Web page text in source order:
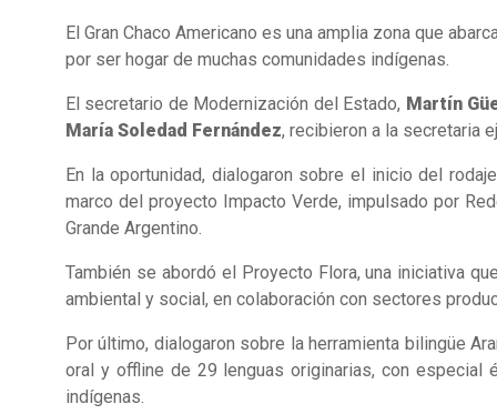
El Gran Chaco Americano es una amplia zona que
por ser hogar de muchas comunidades indígenas.
El secretario de Modernización del Estado, Martín
María Soledad Fernández, recibieron a la secretaria
En la oportunidad, dialogaron sobre el inicio del
marco del proyecto Impacto Verde, impulsado por
Grande Argentino.
También se abordó el Proyecto Flora, una iniciativa
ambiental y social, en colaboración con sectores
Por último, dialogaron sobre la herramienta bilingüe
oral y offline de 29 lenguas originarias, con
indígenas.